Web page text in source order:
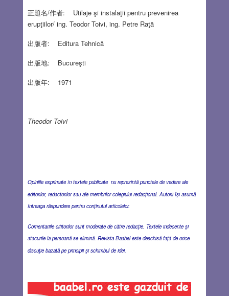
正題名/作者: Utilaje şi instalaţii pentru prevenirea
erupţiilor/ ing. Teodor Toivi, ing. Petre Raţă
出版者: Editura Tehnică
出版地: Bucureşti
出版年: 1971
Theodor Toivi
Opiniile exprimate în textele publicate nu reprezintă punctele de vedere ale
editorilor, redactorilor sau ale membrilor colegiului redacţional. Autorii îşi asumă
întreaga răspundere pentru conţinutul articolelor.
Comentariile cititorilor sunt moderate de către redacţie. Textele indecente şi
atacurile la persoană se elimină. Revista Baabel este deschisă faţă de orice
discuţie bazată pe principii şi schimbul de idei.